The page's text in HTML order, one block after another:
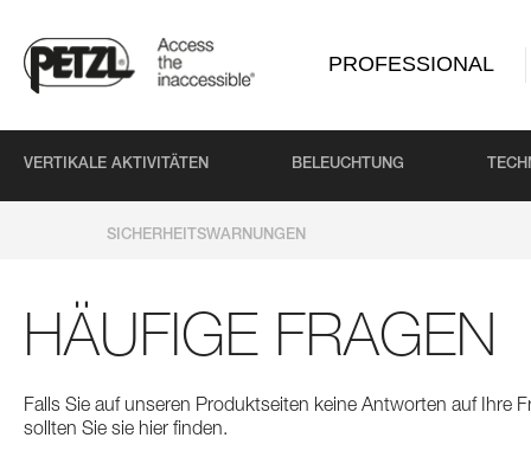
PROFESSIONAL
VERTIKALE AKTIVITÄTEN BELEUCHTUNG
SICHERHEITSWARNUNGEN
HÄUFIGE FRAGEN
Falls Sie auf unseren Produktseiten keine Antworten auf Ihre
sollten Sie sie hier finden.